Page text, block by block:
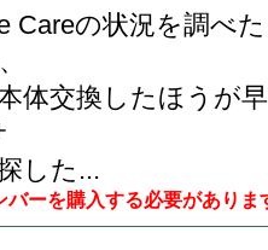
Careの状況を調べ
体交換したほうが
した...
ーを購入する必要がありま